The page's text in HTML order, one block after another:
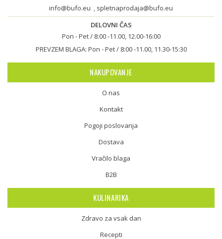
info@bufo.eu , spletnaprodaja@bufo.eu
DELOVNI ČAS
Pon - Pet / 8:00 -11.00, 12.00-16:00
PREVZEM BLAGA: Pon - Pet / 8:00 -11.00, 11.30-15:30
NAKUPOVANJE
O nas
Kontakt
Pogoji poslovanja
Dostava
Vračilo blaga
B2B
KULINARIKA
Zdravo za vsak dan
Recepti